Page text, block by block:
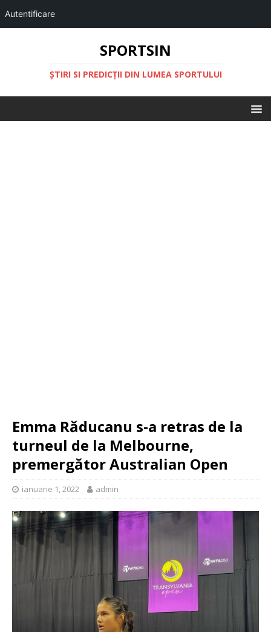
Autentificare
SPORTSIN
ŞTIRI SI PREDICŢII DIN LUMEA SPORTULUI
Emma Răducanu s-a retras de la
turneul de la Melbourne,
premergător Australian Open
ianuarie 1, 2022 admin